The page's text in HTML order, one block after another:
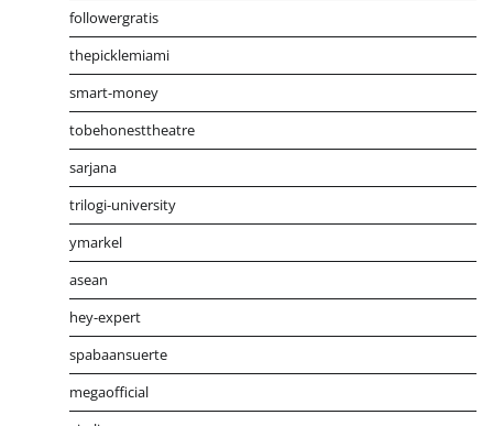
followergratis
thepicklemiami
smart-money
tobehonesttheatre
sarjana
trilogi-university
ymarkel
asean
hey-expert
spabaansuerte
megaofficial